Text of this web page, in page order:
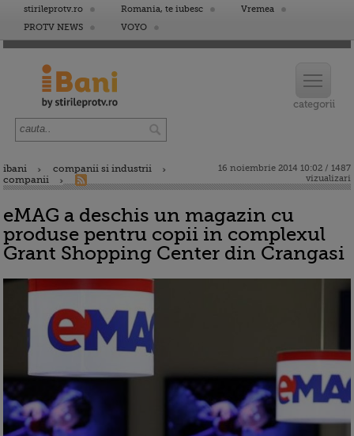
stirileprotv.ro Romania, te iubesc
Vremea
PROTV NEWS
VOYO
ibani
companii si industrii
companii
16 noiembrie 2014 10:02 / 1487
vizualizari
eMAG a deschis un magazin cu
produse pentru copii in complexul
Grant Shopping Center din Crangasi